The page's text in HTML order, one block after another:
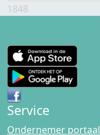
1848
Service
Ondernemer portaal